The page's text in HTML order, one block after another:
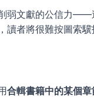
弱文獻的公信力——
，讀者將很難按圖索驥
合輯書籍中的某個章